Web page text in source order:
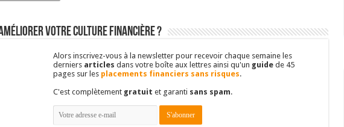
votre culture financière ?
Alors inscrivez-vous à la newsletter pour recevoir chaque semaine les
derniers articles dans votre boîte aux lettres ainsi qu'un guidede 45
pages sur les placements financiers sans risques.
C'est complètement gratuit et garanti sans spam.